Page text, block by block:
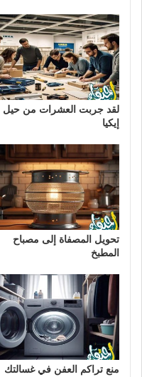
لقد جربت العشرات من حيل
إيكيا
تحويل المصفاة إلى مصباح
المطبخ
منع تراكم العفن في غسالتك